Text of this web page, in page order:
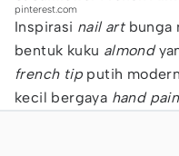
pinterest.com
Inspirasi nail artbunga
bentuk kuku almond
french tip putih
kecil bergaya hand